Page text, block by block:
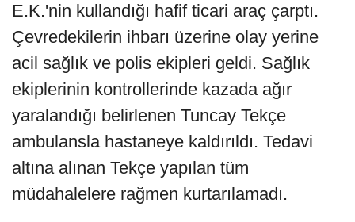
E.K.'nin kullandığı hafif ticari araç çarptı.
Çevredekilerin ihbarı üzerine olay yerine
acil sağlık ve polis ekipleri geldi. Sağlık
ekiplerinin kontrollerinde kazada ağır
yaralandığı belirlenen Tuncay Tekçe
ambulansla hastaneye kaldırıldı. Tedavi
altına alınan Tekçe yapılan tüm
müdahalelere rağmen kurtarılamadı.